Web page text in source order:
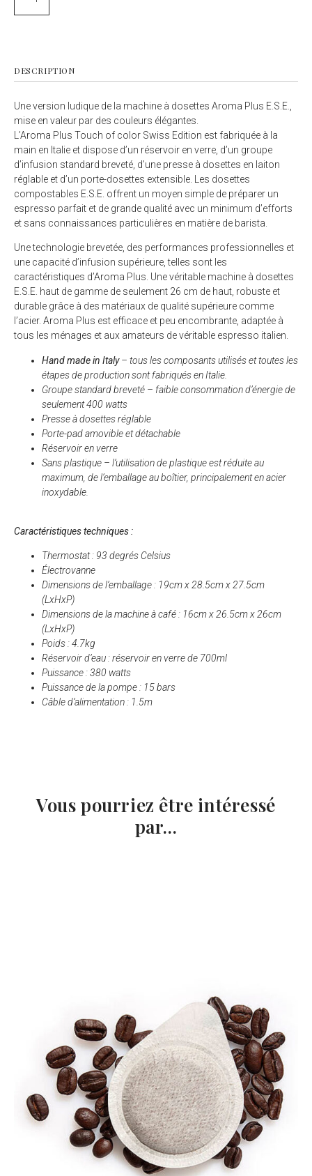
DESCRIPTION
Une version ludique de la machine à dosettes Aroma Plus E.S.E.,
mise en valeur par des couleurs élégantes.
L’Aroma Plus Touch of color Swiss Edition est fabriquée à la
main en Italie et dispose d’un réservoir en verre, d’un groupe
d’infusion standard breveté, d’une presse à dosettes en laiton
réglable et d’un porte-dosettes extensible. Les dosettes
compostables E.S.E. offrent un moyen simple de préparer un
espresso parfait et de grande qualité avec un minimum d’efforts
et sans connaissances particulières en matière de barista.
Une technologie brevetée, des performances professionnelles et
une capacité d’infusion supérieure, telles sont les
caractéristiques d’Aroma Plus. Une véritable machine à dosettes
E.S.E. haut de gamme de seulement 26 cm de haut, robuste et
durable grâce à des matériaux de qualité supérieure comme
l’acier. Aroma Plus est efficace et peu encombrante, adaptée à
tous les ménages et aux amateurs de véritable espresso italien.
Hand made in Italy– tous les composants utilisés et toutes les
étapes de production sont fabriqués en Italie.
Groupe standard breveté – faible consommation d’énergie de
seulement 400 watts
Presse à dosettes réglable
Porte-pad amovible et détachable
Réservoir en verre
Sans plastique – l’utilisation de plastique est réduite au
maximum, de l’emballage au boîtier, principalement en acier
inoxydable.
Caractéristiques techniques :
Thermostat : 93 degrés Celsius
Électrovanne
Dimensions de l’emballage : 19cm x 28.5cm x 27.5cm
(LxHxP)
Dimensions de la machine à café : 16cm x 26.5cm x 26cm
(LxHxP)
Poids : 4.7kg
Réservoir d’eau : réservoir en verre de 700ml
Puissance : 380 watts
Puissance de la pompe : 15 bars
Câble d’alimentation : 1.5m
Vous pourriez être intéressé
par...